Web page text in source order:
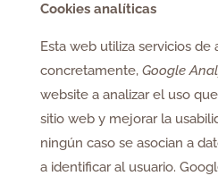
Cookies analíticas
Esta web utiliza servicios de
concretamente, Google
website a analizar el uso
sitio web y mejorar la
ningún caso se asocian a
a identificar al usuario.